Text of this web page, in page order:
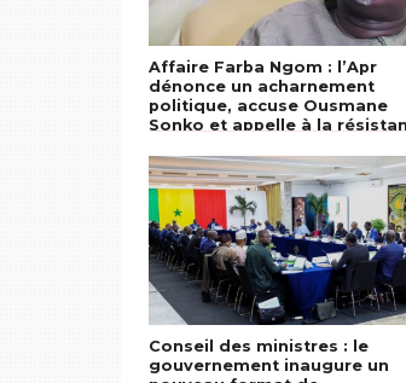
Affaire Farba Ngom : l’Apr
dénonce un acharnement
politique, accuse Ousmane
Sonko et appelle à la
Conseil des ministres : le
gouvernement inaugure un